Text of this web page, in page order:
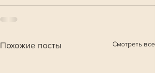
Похожие посты Смотреть все